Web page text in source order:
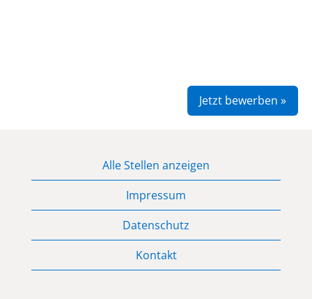
Jetzt bewerben »
Alle Stellen anzeigen
Impressum
Datenschutz
Kontakt